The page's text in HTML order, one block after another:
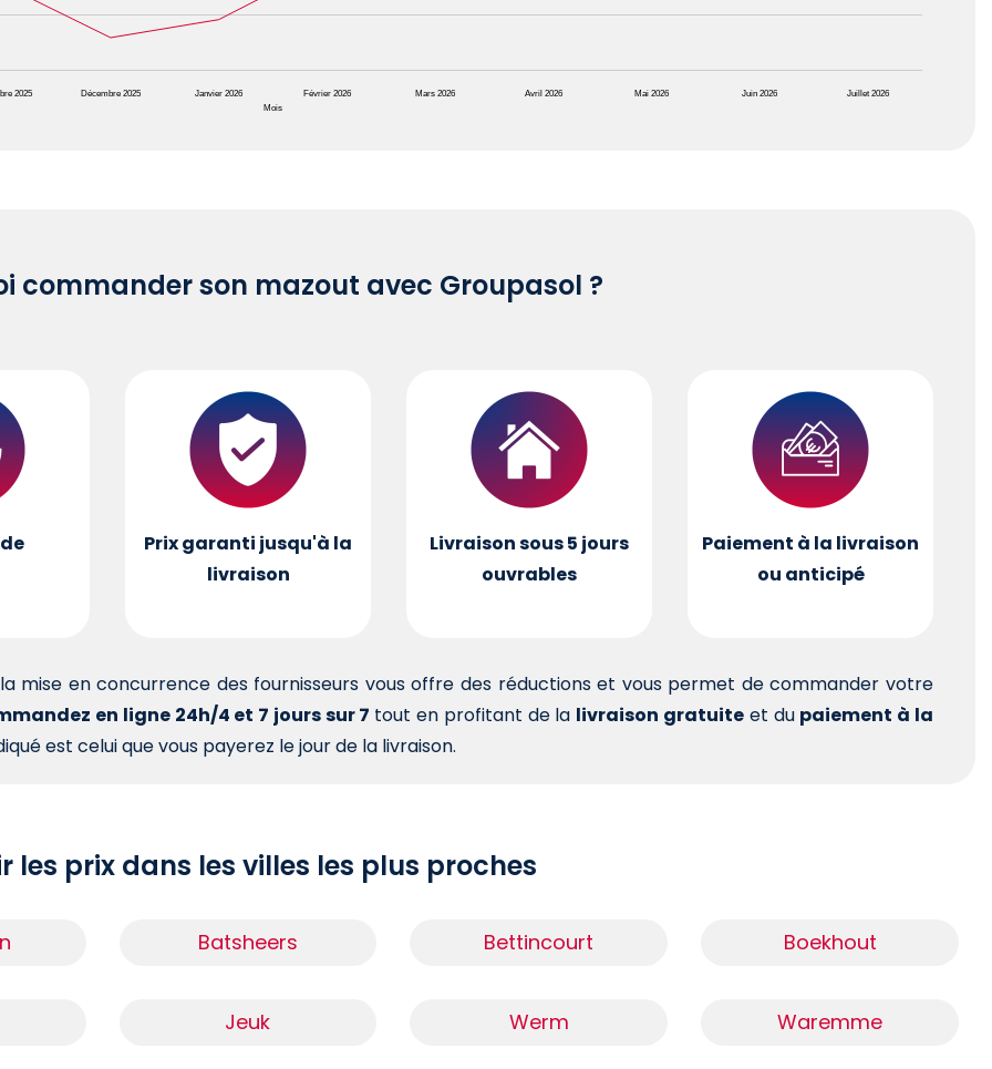
Mois
2025 Décembre 2025 Janvier 2026 Février 2026 Mars 2026 Avril 2026 Mai 2026 Juin 2026 Juillet 2026
commander son mazout avec Groupasol ?
Prix garanti jusqu'à la
livraison
Livraison sous 5 jours
ouvrables
Paiement à la livraison
ou anticipé
mise en concurrence des fournisseurs vous offre des réductions et vous permet de commander votre
en ligne 24h/4 et 7 jours sur 7 tout en profitant de la livraison gratuite et du paiement à la
est celui que vous payerez le jour de la livraison.
les prix dans les villes les plus proches
Batsheers Bettincourt Boekhout
Jeuk Werm Waremme